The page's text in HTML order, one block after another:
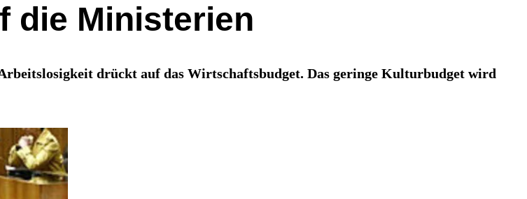
die Ministerien
drückt auf das Wirtschaftsbudget. Das geringe Kulturbudget wird